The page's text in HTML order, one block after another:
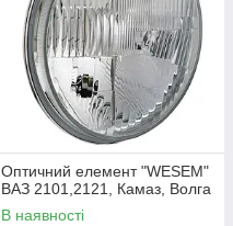
Оптичний елемент "WESEM"
ВАЗ 2101,2121, Камаз, Волга
В наявності